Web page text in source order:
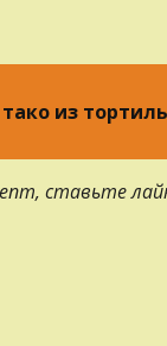
тако из
ставьте